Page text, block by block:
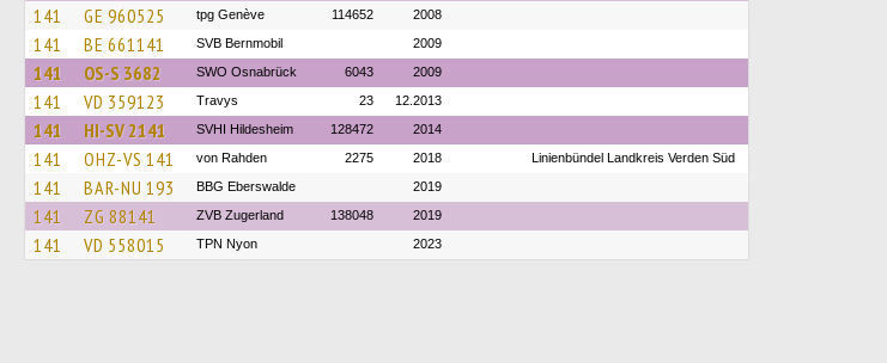
141 GE 960525 tpg Genève 114652 2008
141 BE 661141 SVB Bernmobil 2009
141 OS-S 3682 SWO Osnabrück 6043 2009
141 VD 359123 Travys 23 12.2013
141 HI-SV 2141 SVHI Hildesheim 128472 2014
141 OHZ-VS 141 von Rahden 2275 2018 Linienbündel Landkreis Verden Süd
141 BAR-NU 193 BBG Eberswalde 2019
141 ZG 88141 ZVB Zugerland 138048 2019
141 VD 558015 TPN Nyon 2023